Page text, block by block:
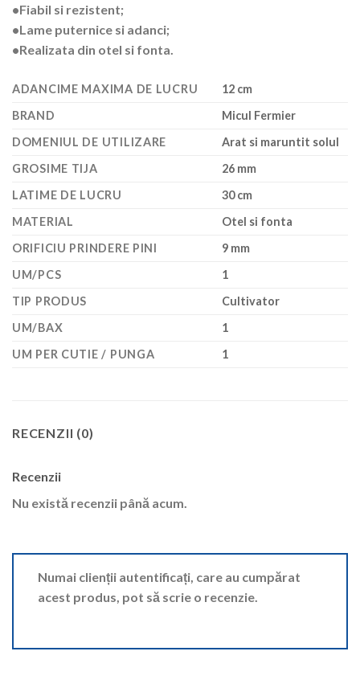
•Fiabil si rezistent;
•Lame puternice si adanci;
•Realizata din otel si fonta.
ADANCIME MAXIMA DE LUCRU
12 cm
BRAND
Micul Fermier
DOMENIUL DE UTILIZARE
Arat si maruntit solul
GROSIME TIJA
26 mm
LATIME DE LUCRU
30 cm
MATERIAL
Otel si fonta
ORIFICIU PRINDERE PINI
9 mm
UM/PCS
1
TIP PRODUS
Cultivator
UM/BAX
1
UM PER CUTIE / PUNGA
1
RECENZII (0)
Recenzii
Nu există recenzii până acum.
Numai clienții autentificați, care au cumpărat
acest produs, pot să scrie o recenzie.